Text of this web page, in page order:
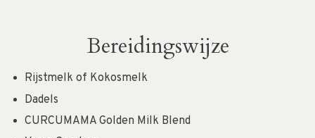
Bereidingswijze
Rijstmelk of Kokosmelk
Dadels
CURCUMAMA Golden Milk Blend